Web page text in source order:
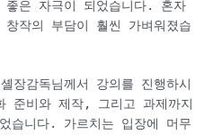
좋은 자극이 되었습니다. 혼자
작의 부담이 훨씬 가벼워졌습
장감독님께서 강의를 진행하시
준비와 제작, 그리고 과제까지
습니다. 가르치는 입장에 머무